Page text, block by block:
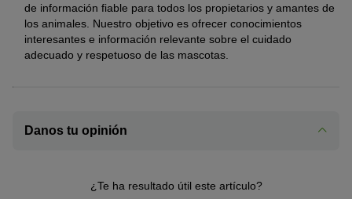
de información fiable para todos los propietarios y amantes de
los animales. Nuestro objetivo es ofrecer conocimientos
interesantes e información relevante sobre el cuidado
adecuado y respetuoso de las mascotas.
Danos tu opinión
¿Te ha resultado útil este artículo?